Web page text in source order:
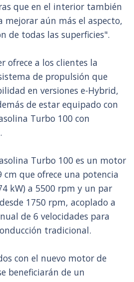
que en el interior también
mejorar aún más el aspecto,
de todas las superficies".
ofrece a los clientes la
de propulsión que
en versiones e-Hybrid,
de estar equipado con
Turbo 100 con
Turbo 100 es un motor
cm que ofrece una potencia
kW) a 5500 rpm y un par
1750 rpm, acoplado a
de 6 velocidades para
tradicional.
con el nuevo motor de
beneficiarán de un